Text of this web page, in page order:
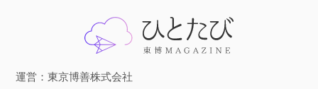
運営：東京博善株式会社